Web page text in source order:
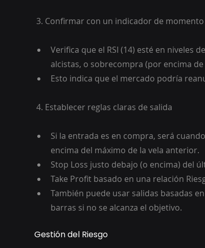
3. Confirmar con un indicador de momento
Verifica que el RSI (14) esté en niveles
alcistas, o sobrecompra (por encima
Esto indica que el mercado podría
4. Establecer reglas claras de salida
Si la entrada es en compra, será
encima del máximo de la vela anterior.
Stop Loss justo debajo (o encima) del
Take Profit basado en una relación
También puede usar salidas basadas
barras si no se alcanza el objetivo.
Gestión del Riesgo